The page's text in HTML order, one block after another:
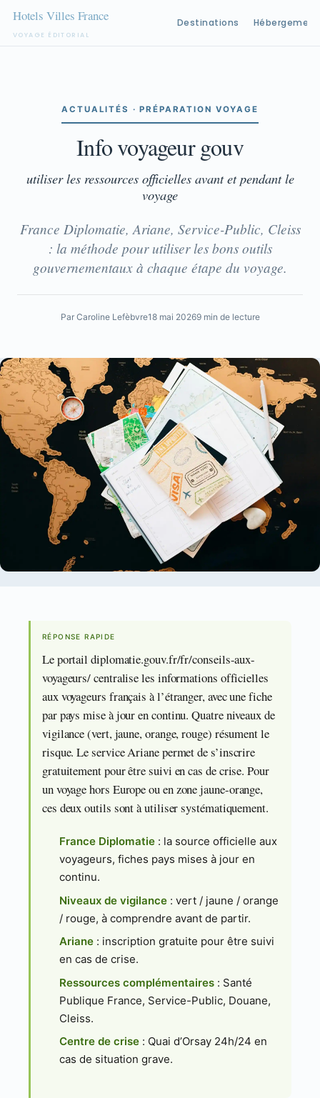
VOYAGE ÉDITORIAL
Destinations Hébergement
ACTUALITÉS · PRÉPARATION VOYAGE
Info voyageur gouv
utiliser les ressources officielles avant et pendant le
voyage
France Diplomatie, Ariane, Service-Public, Cleiss
: la méthode pour utiliser les bons outils
gouvernementaux à chaque étape du voyage.
Par Caroline Lefèbvre18 mai 20269 min de lecture
RÉPONSE RAPIDE
Le portail diplomatie.gouv.fr/fr/conseils-aux-
voyageurs/ centralise les informations officielles
aux voyageurs français à l’étranger, avec une fiche
par pays mise à jour en continu. Quatre niveaux de
vigilance (vert, jaune, orange, rouge) résument le
risque. Le service Ariane permet de s’inscrire
gratuitement pour être suivi en cas de crise. Pour
un voyage hors Europe ou en zone jaune-orange,
ces deux outils sont à utiliser systématiquement.
France Diplomatie : la source officielle aux
voyageurs, fiches pays mises à jour en
continu.
Niveaux de vigilance : vert / jaune / orange
/ rouge, à comprendre avant de partir.
Ariane : inscription gratuite pour être suivi
en cas de crise.
Ressources complémentaires : Santé
Publique France, Service-Public, Douane,
Cleiss.
Centre de crise : Quai d’Orsay 24h/24 en
cas de situation grave.